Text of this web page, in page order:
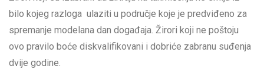
bilo kojeg razloga ulaziti u područje koje je predviđeno za
spremanje modelana dan događaja. Žirori koji ne poštoju
ovo pravilo boće diskvalifikovani i dobriće zabranu suđenja
dvije godine.